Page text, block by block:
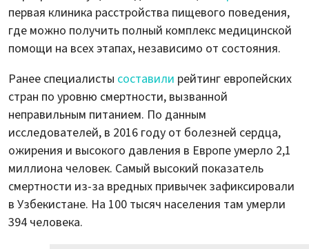
первая клиника расстройства пищевого поведения,
где можно получить полный комплекс медицинской
помощи на всех этапах, независимо от состояния.
Ранее специалисты составили рейтинг европейских
стран по уровню смертности, вызванной
неправильным питанием. По данным
исследователей, в 2016 году от болезней сердца,
ожирения и высокого давления в Европе умерло 2,1
миллиона человек. Самый высокий показатель
смертности из-за вредных привычек зафиксировали
в Узбекистане. На 100 тысяч населения там умерли
394 человека.